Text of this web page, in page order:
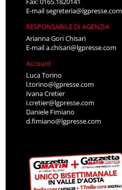
E-mailsegreteria@lgpresse.com
RESPONSABILE DI AGENZIA
Arianna Gori Chisari
E-maila.chisari@lgpresse.com
Account
Luca Torino
l.torino@lgpresse.com
Ivana Cretier
i.cretier@lgpresse.com
Daniele Fimiano
d.fimiano@lgpresse.com